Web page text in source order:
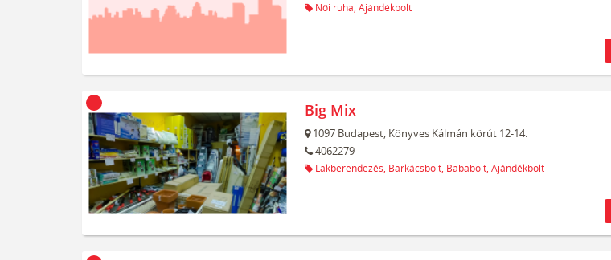
Női ruha, Ajándékbolt
Big Mix
1097 Budapest, Könyves Kálmán körút 12-14.
4062279
Lakberendezés, Barkácsbolt, Bababolt, Ajándékbolt